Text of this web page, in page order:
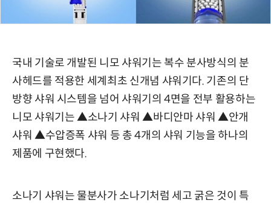
국내 기술로 개발된 니모 샤워기는 복수 분사방식의 분
사헤드를 적용한 세계최초 신개념 샤워기다. 기존의 단
방향 샤워 시스템을 넘어 샤워기의 4면을 전부 활용하는
니모 샤워기는 ▲소나기 샤워 ▲바디안마 샤워 ▲안개
샤워 ▲수압증폭 샤워 등 총 4개의 샤워 기능을 하나의
제품에 구현했다.
소나기 샤워는 물분사가 소나기처럼 세고 굵은 것이 특